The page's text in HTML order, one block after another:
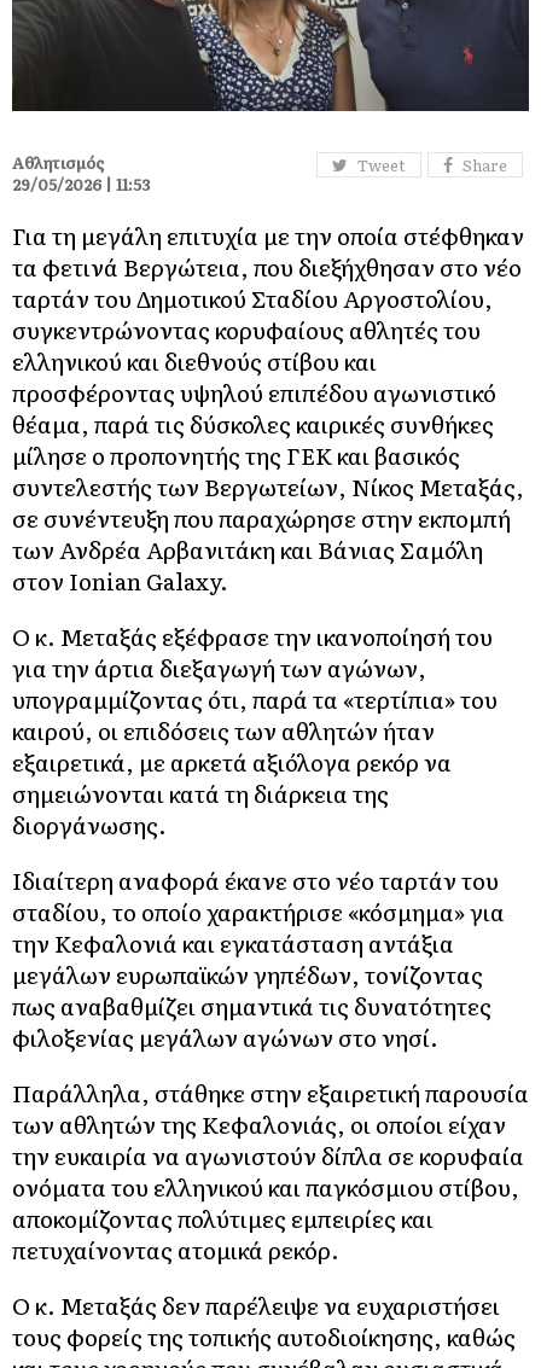
Tweet Share
Αθλητισμός
29/05/2026 | 11:53
Για τη μεγάλη επιτυχία με την οποία στέφθηκαν
τα φετινά Βεργώτεια, που διεξήχθησαν στο νέο
ταρτάν του Δημοτικού Σταδίου Αργοστολίου,
συγκεντρώνοντας κορυφαίους αθλητές του
ελληνικού και διεθνούς στίβου και
προσφέροντας υψηλού επιπέδου αγωνιστικό
θέαμα, παρά τις δύσκολες καιρικές συνθήκες
μίλησε ο προπονητής της ΓΕΚ και βασικός
συντελεστής των Βεργωτείων, Νίκος Μεταξάς,
σε συνέντευξη που παραχώρησε στην εκπομπή
των Ανδρέα Αρβανιτάκη και Βάνιας Σαμόλη
στον Ionian Galaxy.
Ο κ. Μεταξάς εξέφρασε την ικανοποίησή του
για την άρτια διεξαγωγή των αγώνων,
υπογραμμίζοντας ότι, παρά τα «τερτίπια» του
καιρού, οι επιδόσεις των αθλητών ήταν
εξαιρετικά, με αρκετά αξιόλογα ρεκόρ να
σημειώνονται κατά τη διάρκεια της
διοργάνωσης.
Ιδιαίτερη αναφορά έκανε στο νέο ταρτάν του
σταδίου, το οποίο χαρακτήρισε «κόσμημα» για
την Κεφαλονιά και εγκατάσταση αντάξια
μεγάλων ευρωπαϊκών γηπέδων, τονίζοντας
πως αναβαθμίζει σημαντικά τις δυνατότητες
φιλοξενίας μεγάλων αγώνων στο νησί.
Παράλληλα, στάθηκε στην εξαιρετική παρουσία
των αθλητών της Κεφαλονιάς, οι οποίοι είχαν
την ευκαιρία να αγωνιστούν δίπλα σε κορυφαία
ονόματα του ελληνικού και παγκόσμιου στίβου,
αποκομίζοντας πολύτιμες εμπειρίες και
πετυχαίνοντας ατομικά ρεκόρ.
Ο κ. Μεταξάς δεν παρέλειψε να ευχαριστήσει
τους φορείς της τοπικής αυτοδιοίκησης, καθώς